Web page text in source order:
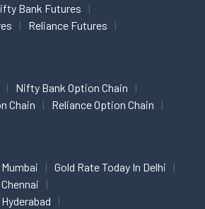
Bank Futures
Reliance Futures
Nifty Bank Option Chain
Chain
Reliance Option Chain
Gold Rate Today In Delhi